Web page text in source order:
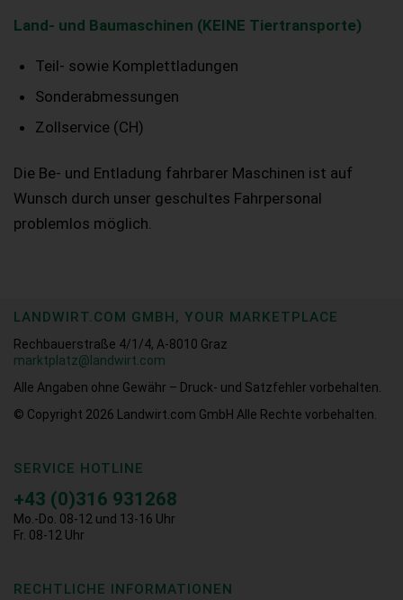
Land- und Baumaschinen (KEINE Tiertransporte)
Teil- sowie Komplettladungen
Sonderabmessungen
Zollservice (CH)
Die Be- und Entladung fahrbarer Maschinen ist auf
Wunsch durch unser geschultes Fahrpersonal
problemlos möglich.
LANDWIRT.COM GMBH, YOUR MARKETPLACE
Rechbauerstraße 4/1/4, A-8010 Graz
marktplatz@landwirt.com
Alle Angaben ohne Gewähr – Druck- und Satzfehler vorbehalten.
© Copyright 2026
Landwirt.com GmbH Alle Rechte vorbehalten.
SERVICE HOTLINE
+43 (0)316 931268
Mo.-Do. 08-12 und 13-16 Uhr
Fr. 08-12 Uhr
RECHTLICHE INFORMATIONEN